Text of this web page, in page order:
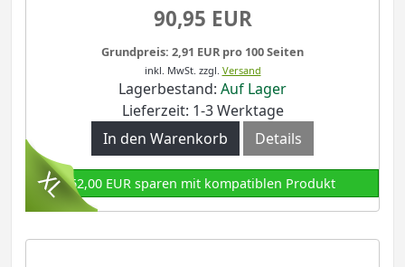
90,95 EUR
Grundpreis: 2,91 EUR pro 100 Seiten
inkl. MwSt. zzgl. Versand
Lagerbestand: Auf Lager
Lieferzeit: 1-3 Werktage
In den Warenkorb
Details
62,00 EUR sparen mit kompatiblen Produkt